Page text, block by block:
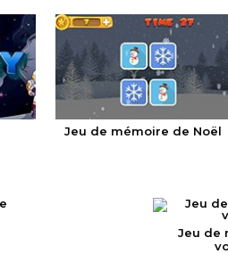
Jeu de mémoire de Noël
Jeu de